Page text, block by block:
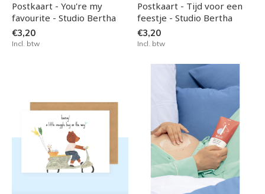
Postkaart - You're my
favourite - Studio Bertha
€3,20
Incl. btw
Postkaart - Tijd voor een
feestje - Studio Bertha
€3,20
Incl. btw